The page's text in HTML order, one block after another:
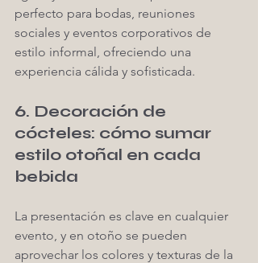
perfecto para bodas, reuniones
sociales y eventos corporativos de
estilo informal, ofreciendo una
experiencia cálida y sofisticada.
6. Decoración de
cócteles: cómo sumar
estilo otoñal en cada
bebida
La presentación es clave en cualquier
evento, y en otoño se pueden
aprovechar los colores y texturas de la